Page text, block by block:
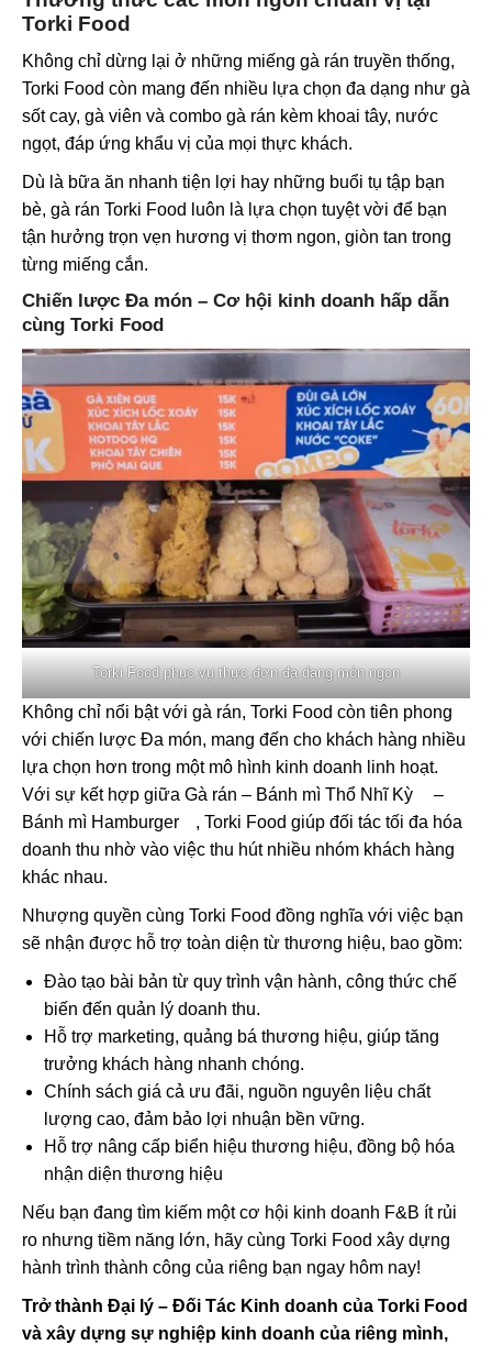
Torki Food
Không chỉ dừng lại ở những miếng gà rán truyền thống,
Torki Food còn mang đến nhiều lựa chọn đa dạng như gà
sốt cay, gà viên và combo gà rán kèm khoai tây, nước
ngọt, đáp ứng khẩu vị của mọi thực khách.
Dù là bữa ăn nhanh tiện lợi hay những buổi tụ tập bạn
bè, gà rán Torki Food luôn là lựa chọn tuyệt vời để bạn
tận hưởng trọn vẹn hương vị thơm ngon, giòn tan trong
từng miếng cắn.
Chiến lược Đa món – Cơ hội kinh doanh hấp dẫn
cùng Torki Food
Torki Food phục vụ thực đơn đa dạng món ngon
Không chỉ nổi bật với gà rán, Torki Food còn tiên phong
với chiến lược Đa món, mang đến cho khách hàng nhiều
lựa chọn hơn trong một mô hình kinh doanh linh hoạt.
Với sự kết hợp giữa Gà rán – Bánh mì Thổ Nhĩ Kỳ
–
Bánh mì Hamburger
, Torki Food giúp đối tác tối đa hóa
doanh thu nhờ vào việc thu hút nhiều nhóm khách hàng
khác nhau.
Nhượng quyền cùng Torki Food đồng nghĩa với việc bạn
sẽ nhận được hỗ trợ toàn diện từ thương hiệu, bao gồm:
Đào tạo bài bản từ quy trình vận hành, công thức chế
biến đến quản lý doanh thu.
Hỗ trợ marketing, quảng bá thương hiệu, giúp tăng
trưởng khách hàng nhanh chóng.
Chính sách giá cả ưu đãi, nguồn nguyên liệu chất
lượng cao, đảm bảo lợi nhuận bền vững.
Hỗ trợ nâng cấp biển hiệu thương hiệu, đồng bộ hóa
nhận diện thương hiệu
Nếu bạn đang tìm kiếm một cơ hội kinh doanh F&B ít rủi
ro nhưng tiềm năng lớn, hãy cùng Torki Food xây dựng
hành trình thành công của riêng bạn ngay hôm nay!
Trở thành Đại lý – Đối Tác Kinh doanh của Torki Food
và xây dựng sự nghiệp kinh doanh của riêng mình,